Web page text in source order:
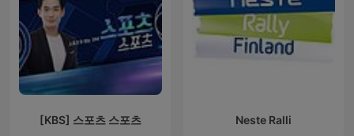
[KBS] 스포츠 스포츠 Neste Ralli